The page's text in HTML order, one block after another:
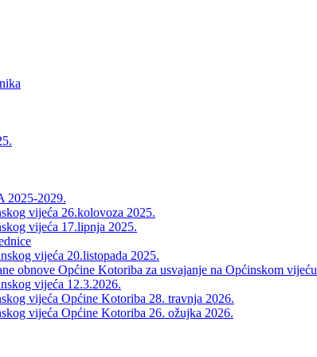
2029.
vijeća 26.kolovoza 2025.
vijeća 17.lipnja 2025.
vijeća 20.listopada 2025.
obnove Općine Kotoriba za usvajanje na Općinskom vijeću
vijeća 12.3.2026.
vijeća Općine Kotoriba 28. travnja 2026.
vijeća Općine Kotoriba 26. ožujka 2026.